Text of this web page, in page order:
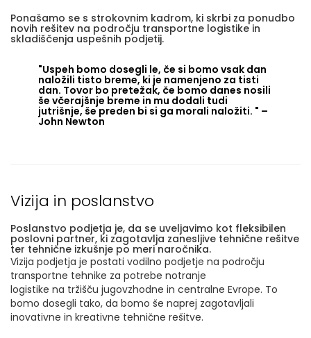
Ponašamo se s strokovnim kadrom, ki skrbi za ponudbo
novih rešitev na področju transportne logistike in
skladiščenja uspešnih podjetij.
"Uspeh bomo dosegli le, če si bomo vsak dan
naložili tisto breme, ki je namenjeno za tisti
dan. Tovor bo pretežak, če bomo danes nosili
še včerajšnje breme in mu dodali tudi
jutrišnje, še preden bi si ga morali naložiti. " –
John Newton
Vizija in poslanstvo
Poslanstvo podjetja je, da se uveljavimo kot fleksibilen
poslovni partner, ki zagotavlja zanesljive tehnične rešitve
ter tehnične izkušnje po meri naročnika.
Vizija podjetja je postati vodilno podjetje na področju
transportne tehnike za potrebe notranje
logistike na tržišču jugovzhodne in centralne Evrope. To
bomo dosegli tako, da bomo še naprej zagotavljali
inovativne in kreativne tehnične rešitve.